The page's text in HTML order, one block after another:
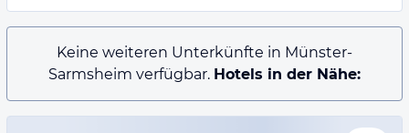
Keine weiteren Unterkünfte in Münster-
Sarmsheim verfügbar. Hotels in der Nähe: